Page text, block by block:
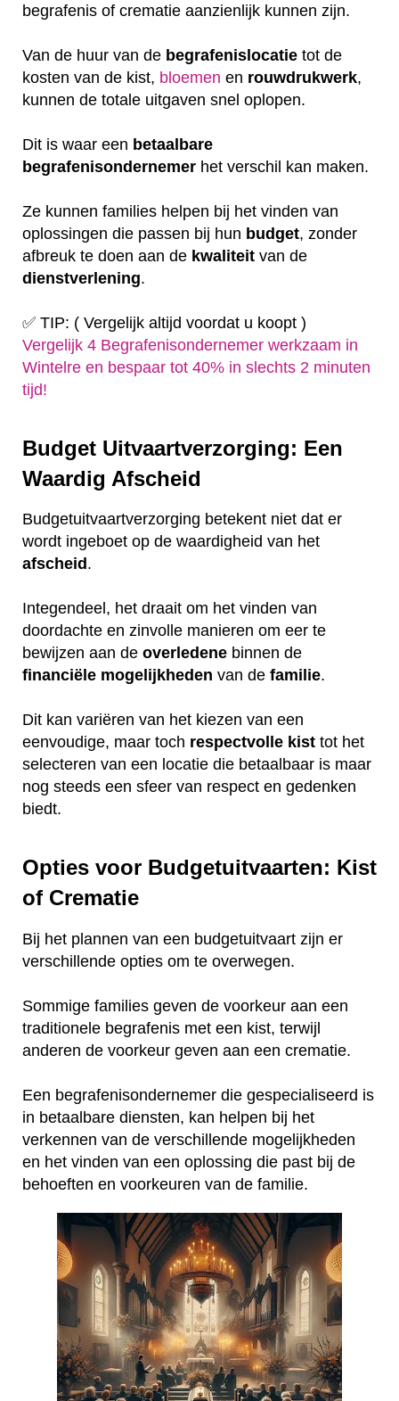
begrafenis of crematie aanzienlijk kunnen zijn.
Van de huur van de begrafenislocatie tot de
kosten van de kist, bloemen en rouwdrukwerk,
kunnen de totale uitgaven snel oplopen.
Dit is waar een betaalbare
begrafenisondernemer het verschil kan maken.
Ze kunnen families helpen bij het vinden van
oplossingen die passen bij hun budget, zonder
afbreuk te doen aan de kwaliteit van de
dienstverlening.
✅ TIP: ( Vergelijk altijd voordat u koopt )
Vergelijk 4 Begrafenisondernemer werkzaam in
Wintelre en bespaar tot 40% in slechts 2 minuten
tijd!
Budget Uitvaartverzorging: Een
Waardig Afscheid
Budgetuitvaartverzorging betekent niet dat er
wordt ingeboet op de waardigheid van het
afscheid .
Integendeel, het draait om het vinden van
doordachte en zinvolle manieren om eer te
bewijzen aan de overledene binnen de
financiële mogelijkheden van de familie.
Dit kan variëren van het kiezen van een
eenvoudige, maar toch respectvolle kist tot het
selecteren van een locatie die betaalbaar is maar
nog steeds een sfeer van respect en gedenken
biedt.
Opties voor Budgetuitvaarten: Kist
of Crematie
Bij het plannen van een budgetuitvaart zijn er
verschillende opties om te overwegen.
Sommige families geven de voorkeur aan een
traditionele begrafenis met een kist, terwijl
anderen de voorkeur geven aan een crematie.
Een begrafenisondernemer die gespecialiseerd is
in betaalbare diensten, kan helpen bij het
verkennen van de verschillende mogelijkheden
en het vinden van een oplossing die past bij de
behoeften en voorkeuren van de familie.